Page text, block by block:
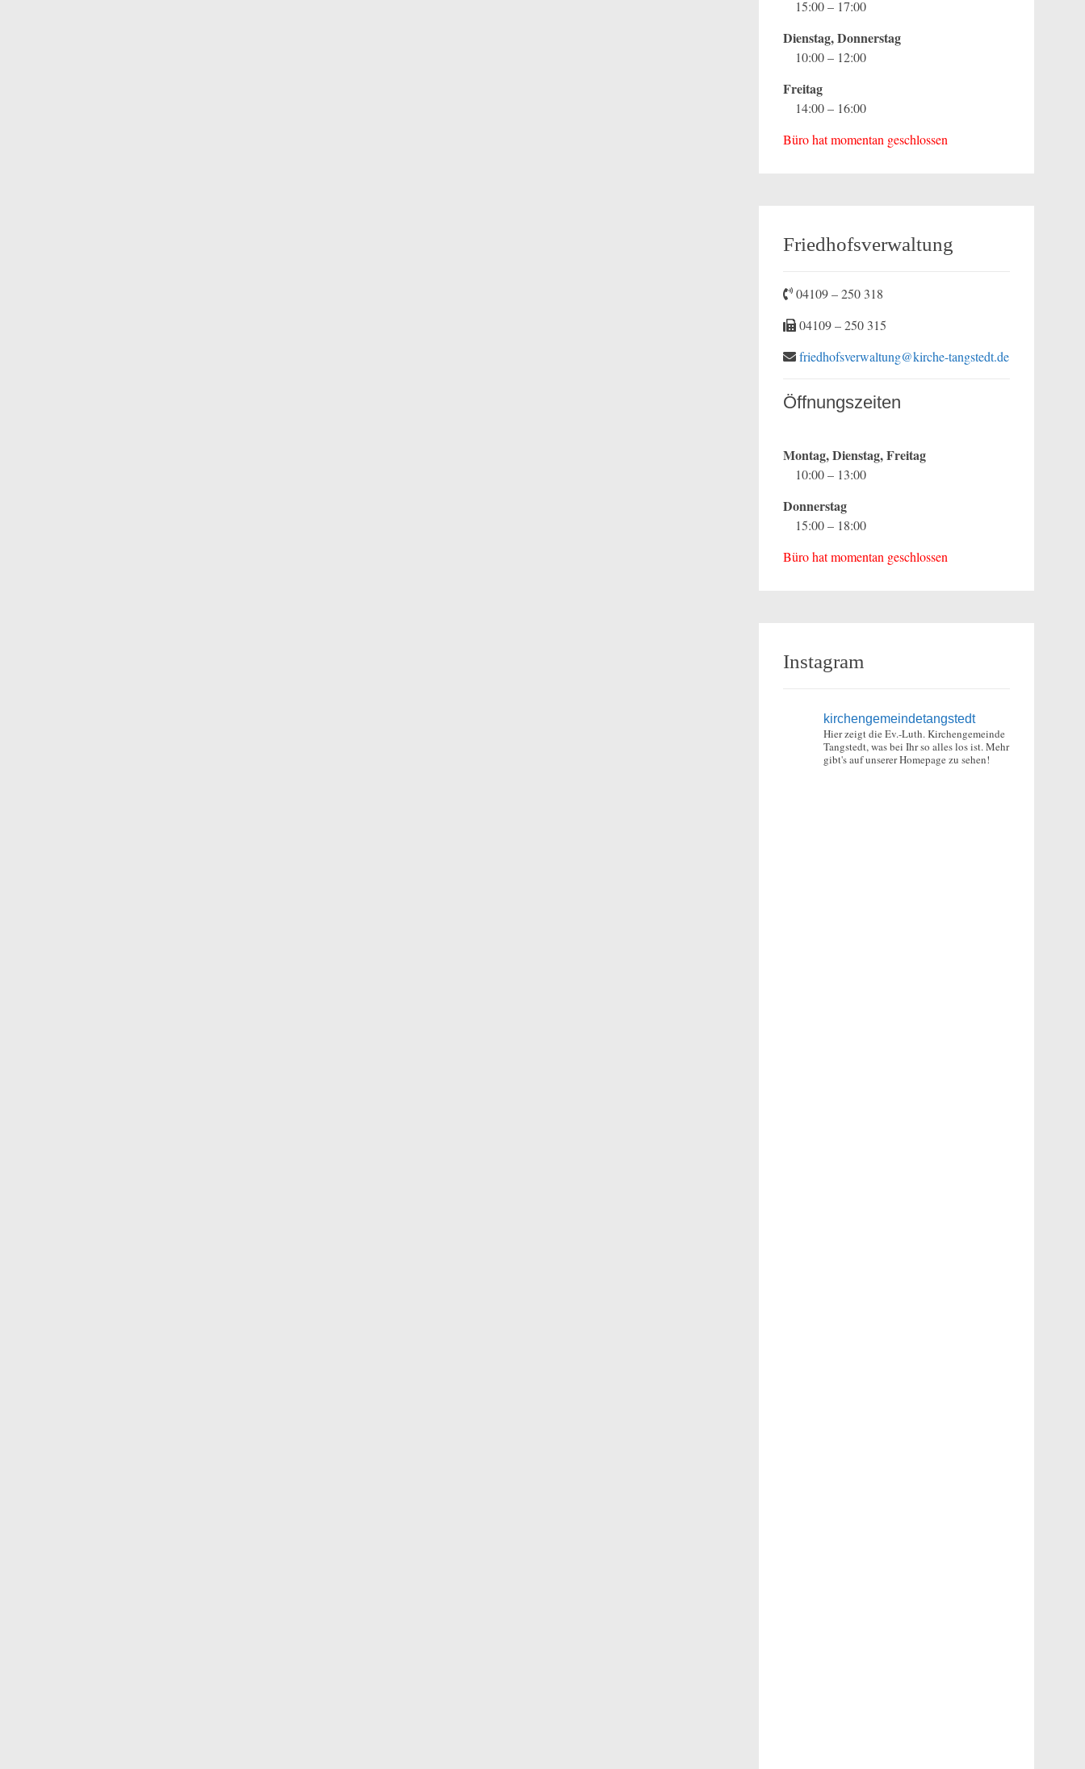
15:00 – 17:00
Dienstag, Donnerstag
10:00 – 12:00
Freitag
14:00 – 16:00
Büro hat momentan geschlossen
Friedhofsverwaltung
04109 – 250 318
04109 – 250 315
friedhofsverwaltung@kirche-tangstedt.de
Öffnungszeiten
Montag, Dienstag, Freitag
10:00 – 13:00
Donnerstag
15:00 – 18:00
Büro hat momentan geschlossen
Instagram
kirchengemeindetangstedt
Hier zeigt die Ev.-Luth. Kirchengemeinde
Tangstedt, was bei Ihr so alles los ist.Mehr
gibt's auf unserer Homepage zu sehen!